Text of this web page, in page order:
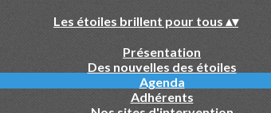
Les étoiles brillent pour tous ▴▾
Présentation
Des nouvelles des étoiles
Agenda
Adhérents